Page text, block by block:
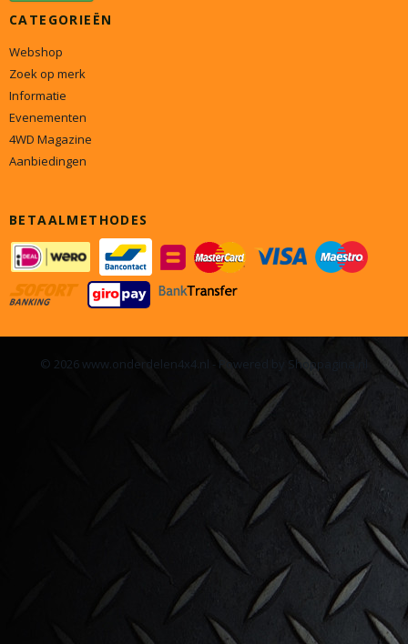
CATEGORIEËN
Webshop
Zoek op merk
Informatie
Evenementen
4WD Magazine
Aanbiedingen
BETAALMETHODES
© 2026 www.onderdelen4x4.nl - Powered by Shoppagina.nl